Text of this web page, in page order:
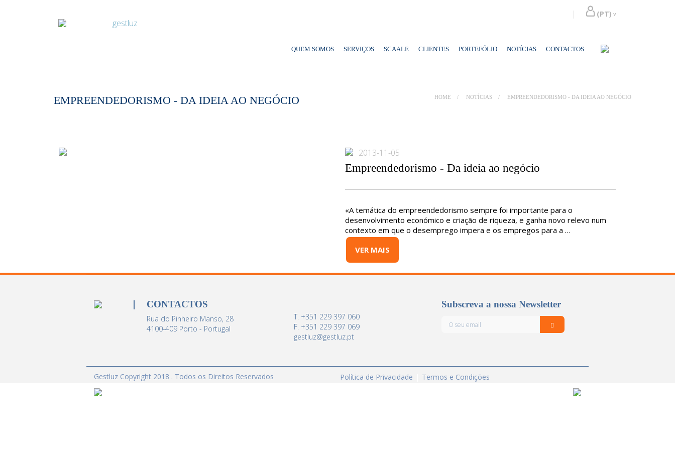
QUEM SOMOS SERVIÇOS SCAALE CLIENTES PORTEFÓLIO NOTÍCIAS CONTACTOS
EMPREENDEDORISMO - DA IDEIA AO NEGÓCIO HOME NOTÍCIAS EMPREENDEDORISMO - DA IDEIA AO NEGÓCIO
2013-11-05
Empreendedorismo - Da ideia ao negócio
«A temática do empreendedorismo sempre foi importante para o
desenvolvimento económico e criação de riqueza, e ganha novo relevo num
contexto em que o desemprego impera e os empregos para a …
VER MAIS
CONTACTOS
Rua do Pinheiro Manso, 28
4100-409 Porto - Portugal
T. +351 229 397 060
F. +351 229 397 069
gestluz@gestluz.pt
Subscreva a nossa Newsletter
Gestluz Copyright 2018 . Todos os Direitos Reservados Política de Privacidade Termos e Condições